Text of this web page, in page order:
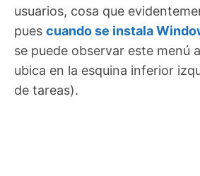
usuarios, cosa que
pues cuando se instala
se puede observar este menú
ubica en la esquina inferior
de tareas).